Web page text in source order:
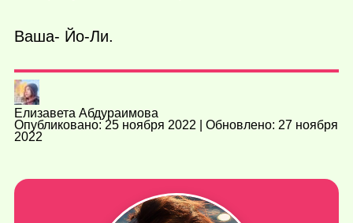
Ваша- Йо-Ли.
Елизавета Абдураимова
Опубликовано: 25 ноября 2022 | Обновлено: 27 ноября
2022